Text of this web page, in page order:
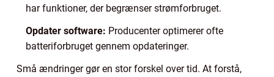
har funktioner, der begrænser strømforbruget.
Opdater software: Producenter optimerer ofte
batteriforbruget gennem opdateringer.
Små ændringer gør en stor forskel over tid. At forstå,